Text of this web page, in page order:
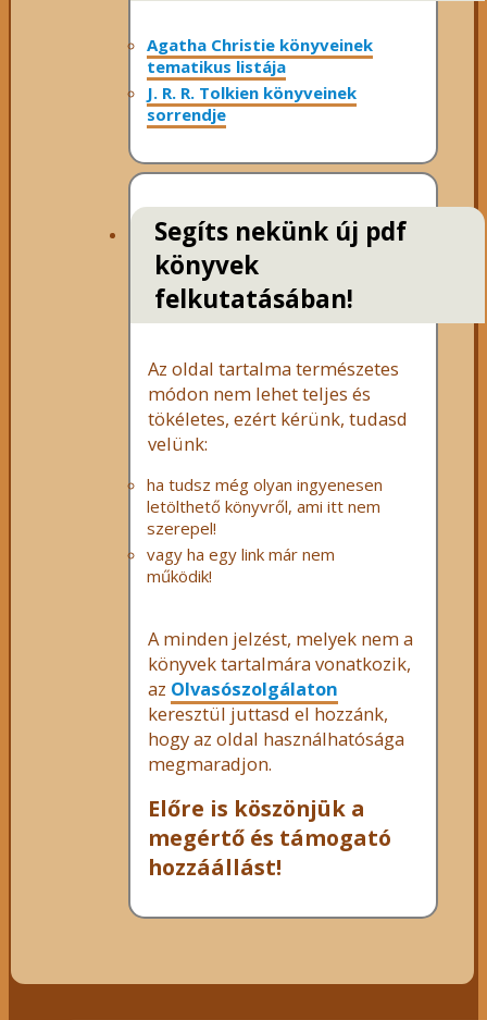
Agatha Christie könyveinek
tematikus listája
J. R. R. Tolkien könyveinek
sorrendje
Segíts nekünk új pdf
könyvek
felkutatásában!
Az oldal tartalma természetes
módon nem lehet teljes és
tökéletes, ezért kérünk, tudasd
velünk:
ha tudsz még olyan ingyenesen
letölthető könyvről, ami itt nem
szerepel!
vagy ha egy link már nem
működik!
A minden jelzést, melyek nem a
könyvek tartalmára vonatkozik,
az Olvasószolgálaton
keresztül juttasd el hozzánk,
hogy az oldal használhatósága
megmaradjon.
Előre is köszönjük a
megértő és támogató
hozzáállást!